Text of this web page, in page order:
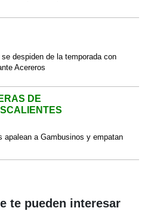
se despiden de la temporada con
Acereros
DE
apalean a Gambusinos y empatan
te pueden interesar